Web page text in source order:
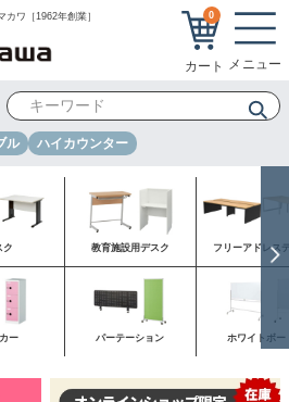
ワ［1962年創業］ 0
ル ハイカウンター
ク 教育施設用デスク フリーアドレス
ー パーテーション ホワイトボー